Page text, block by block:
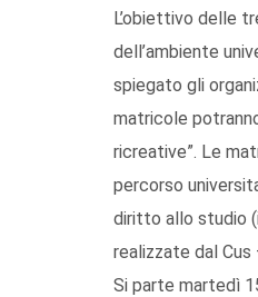
L’obiettivo delle
dell’ambiente
spiegato gli
matricole
ricreative”. Le
percorso
diritto allo studio
realizzate dal Cus
Si parte martedì